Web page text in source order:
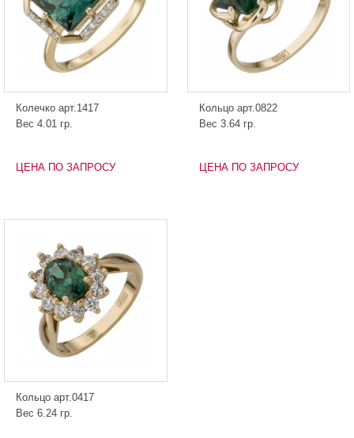
Колечко арт.1417
Вес 4.01 гр.
ЦЕНА ПО ЗАПРОСУ
Кольцо арт.0822
Вес 3.64 гр.
ЦЕНА ПО ЗАПРОСУ
Кольцо арт.0417
Вес 6.24 гр.